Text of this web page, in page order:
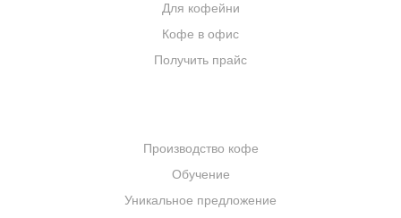
Для кофейни
Кофе в офис
Получить прайс
Производство кофе
Обучение
Уникальное предложение